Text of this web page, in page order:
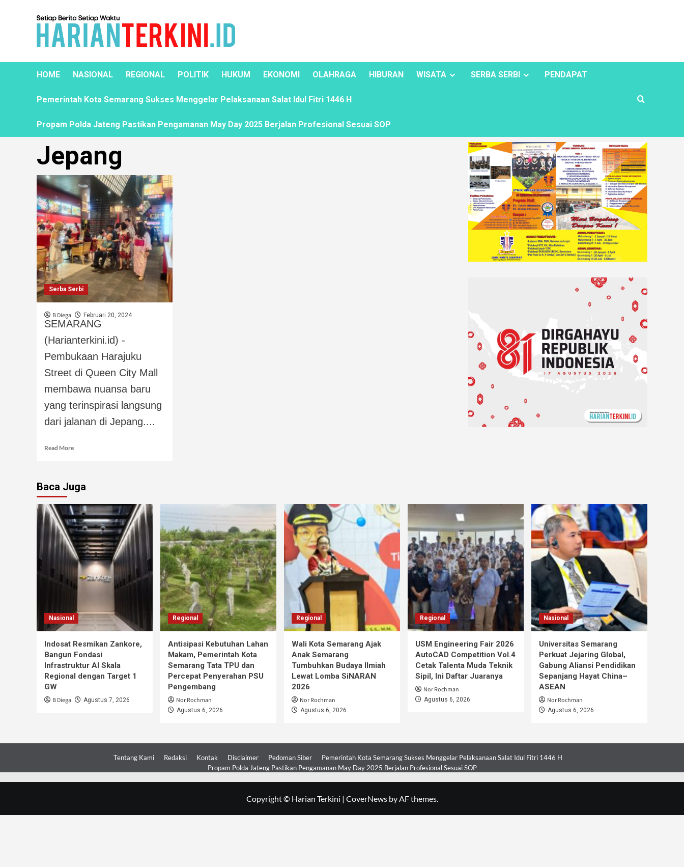
HOME NASIONAL REGIONAL POLITIK HUKUM EKONOMI OLAHRAGA HIBURAN WISATA SERBA SERBI PENDAPAT
Pemerintah Kota Semarang Sukses Menggelar Pelaksanaan Salat Idul Fitri 1446 H
Propam Polda Jateng Pastikan Pengamanan May Day 2025 Berjalan Profesional Sesuai SOP
Jepang
Serba Serbi
B Diega Februari 20, 2024
SEMARANG
(Harianterkini.id) -
Pembukaan Harajuku
Street di Queen City Mall
membawa nuansa baru
yang terinspirasi langsung
dari jalanan di Jepang....
Read More
Baca Juga
Nasional
Indosat Resmikan Zankore,
Bangun Fondasi
Infrastruktur AI Skala
Regional dengan Target 1
GW
B Diega Agustus 7, 2026
Regional
Antisipasi Kebutuhan Lahan
Makam, Pemerintah Kota
Semarang Tata TPU dan
Percepat Penyerahan PSU
Pengembang
Nor Rochman
Agustus 6, 2026
Regional
Wali Kota Semarang Ajak
Anak Semarang
Tumbuhkan Budaya Ilmiah
Lewat Lomba SiNARAN
2026
Nor Rochman
Agustus 6, 2026
Regional
USM Engineering Fair 2026
AutoCAD Competition Vol.4
Cetak Talenta Muda Teknik
Sipil, Ini Daftar Juaranya
Nor Rochman
Agustus 6, 2026
Nasional
Universitas Semarang
Perkuat Jejaring Global,
Gabung Aliansi Pendidikan
Sepanjang Hayat China–
ASEAN
Nor Rochman
Agustus 6, 2026
Tentang Kami Redaksi Kontak Disclaimer Pedoman Siber
Pemerintah Kota Semarang Sukses Menggelar Pelaksanaan Salat Idul Fitri 1446 H
Propam Polda Jateng Pastikan Pengamanan May Day 2025 Berjalan Profesional Sesuai SOP
Copyright © Harian Terkini | CoverNewsby AF themes.